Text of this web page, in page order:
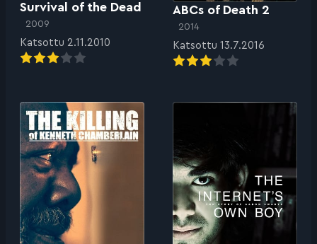
Survival of the Dead
2009
Katsottu 2.11.2010
ABCs of Death 2
2014
Katsottu 13.7.2016